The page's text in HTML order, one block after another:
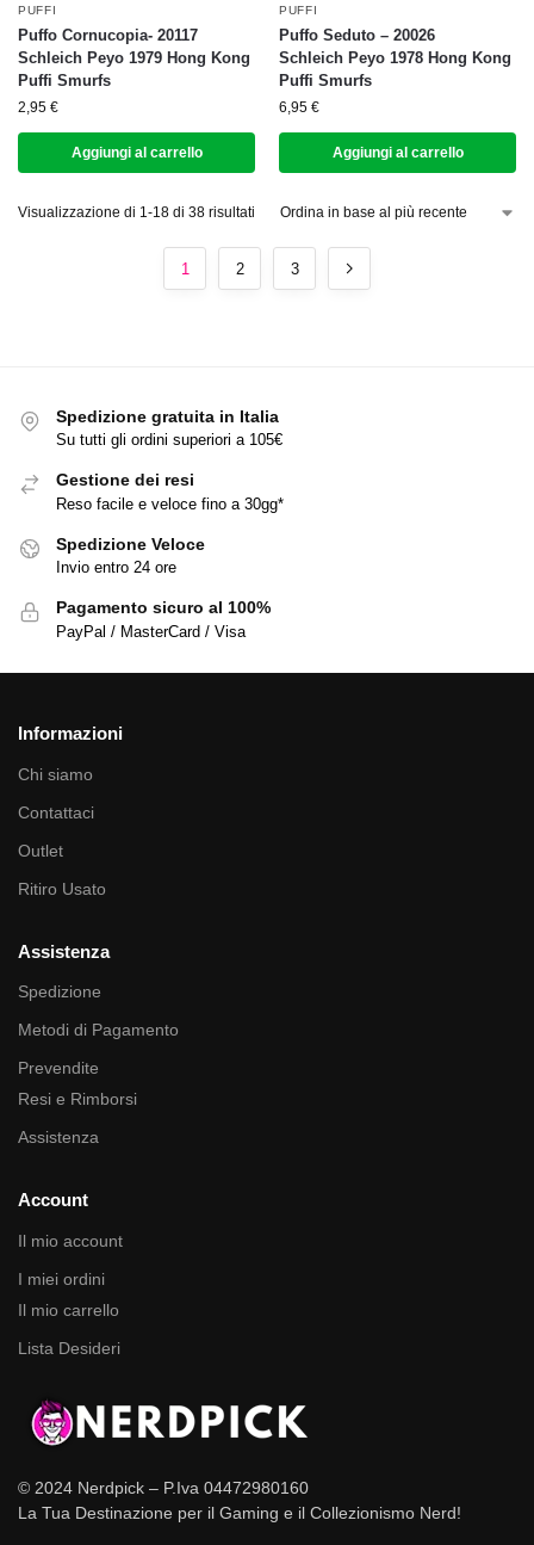
PUFFI
Puffo Cornucopia- 20117
Schleich Peyo 1979 Hong Kong
Puffi Smurfs
2,95 €
Aggiungi al carrello
PUFFI
Puffo Seduto – 20026
Schleich Peyo 1978 Hong Kong
Puffi Smurfs
6,95 €
Aggiungi al carrello
Visualizzazione di 1-18 di 38 risultati
1 2 3
Spedizione gratuita in Italia
Su tutti gli ordini superiori a 105€
Gestione dei resi
Reso facile e veloce fino a 30gg*
Spedizione Veloce
Invio entro 24 ore
Pagamento sicuro al 100%
PayPal / MasterCard / Visa
Informazioni
Chi siamo
Contattaci
Outlet
Ritiro Usato
Assistenza
Spedizione
Metodi di Pagamento
Prevendite
Resi e Rimborsi
Assistenza
Account
Il mio account
I miei ordini
Il mio carrello
Lista Desideri
© 2024 Nerdpick – P.Iva 04472980160
La Tua Destinazione per il Gaming e il Collezionismo Nerd!